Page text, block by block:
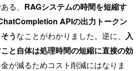
る、 RAGシステムの時間を短縮す
APIの出力トークン
うなことがわかりました。逆に、 入
と自体は処理時間の短縮に直接の効
が減るためコスト削減にはなりま